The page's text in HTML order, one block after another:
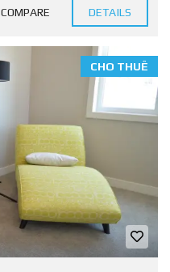
COMPARE DETAILS
CHO THUÊ